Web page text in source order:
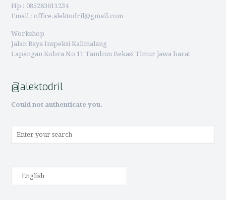
Hp : 085283611234
Email : office.alektodril@gmail.com
Workshop
Jalan Raya Inspeksi Kalimalang
Lapangan Kobra No 11 Tambun Bekasi Timur jawa barat
@alektodril
Could not authenticate you.